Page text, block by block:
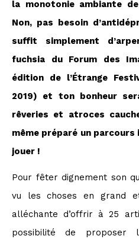
la monotonie ambiante
Non, pas besoin
suffit simplement
fuchsia du Forum des
édition de l’Étrange
2019) et ton bonheur
rêveries et atroces
même préparé un
jouer !
Pour fêter dignement son
vu les choses en grand
alléchante d’offrir à 25
possibilité de